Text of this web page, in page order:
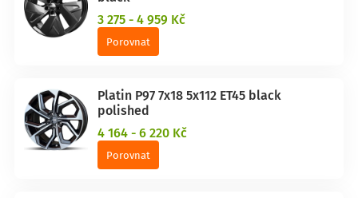
3 275 - 4 959 Kč
Porovnat
Platin P97 7x18 5x112 ET45 black
polished
4 164 - 6 220 Kč
Porovnat